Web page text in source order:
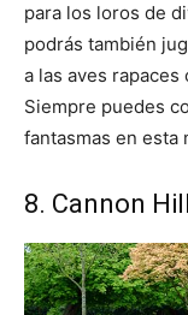
para los loros de
podrás también
a las aves rapaces
Siempre puedes
fantasmas en esta
8. Cannon